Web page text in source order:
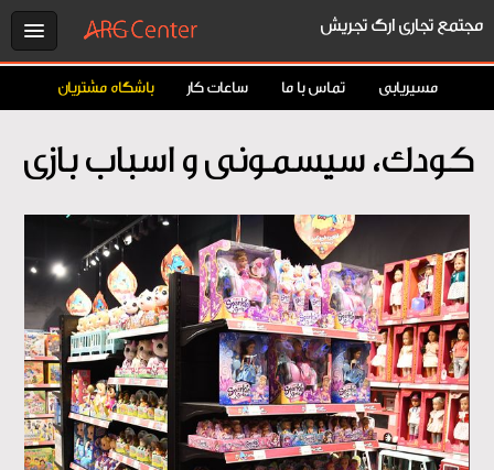
مجتمع تجاری ارگ تجریش
مسیریابی تماس با ما ساعات کار باشگاه مشتریان
کودک، سیسمونی و اسباب بازی